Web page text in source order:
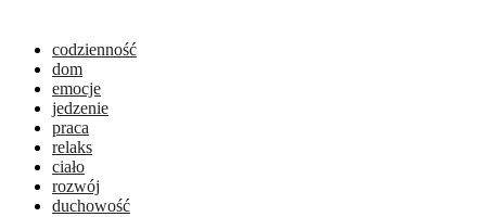
codzienność
dom
emocje
jedzenie
praca
relaks
ciało
rozwój
duchowość